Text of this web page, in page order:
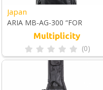
Japan
ARIA MB-AG-300 “FOR
ACOUSTIC GUITAR”
Multiplicity
(0)